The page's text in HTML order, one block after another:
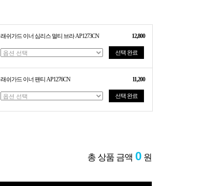
래쉬가드 이너 심리스 멀티 브라 AP1273CN 12,800
선택 완료
래쉬가드 이너 팬티 AP1276CN 11,200
선택 완료
총 상품 금액 0 원